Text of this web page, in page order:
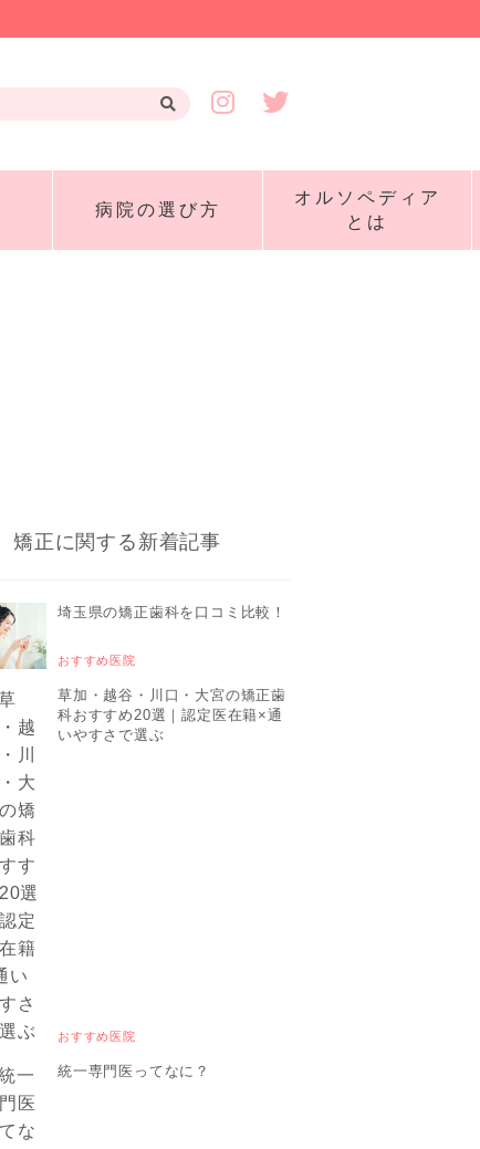
病院の選び方
オルソペディア
とは
矯正に関する新着記事
埼玉県の矯正歯科を口コミ比較！
おすすめ医院
草加・越谷・川口・大宮の矯正歯
科おすすめ20選｜認定医在籍×通
いやすさで選ぶ
おすすめ医院
統一専門医ってなに？